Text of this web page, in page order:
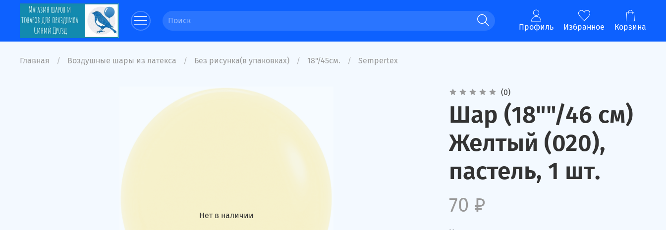
Профиль Избранное Корзина
Главная Воздушные шары из латекса Без рисунка(в упаковках) 18"/45см. Sempertex
Нет в наличии
(0)
Шар (18""/46 см)
Желтый (020),
пастель, 1 шт.
70 ₽